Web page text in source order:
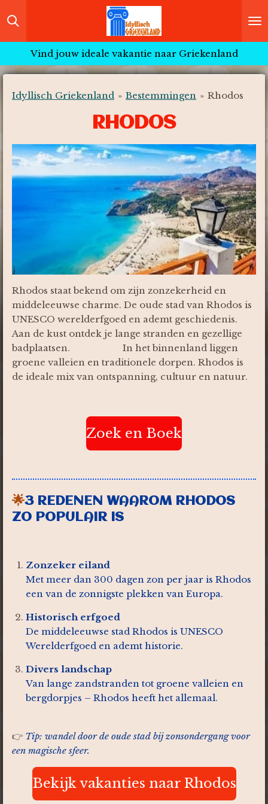
direct
naar
hoofdinhoud
Vind jouw ideale vakantie naar Griekenland
Idyllisch Griekenland » Bestemmingen » Rhodos
RHODOS
Rhodos staat bekend om zijn zonzekerheid en
middeleeuwse charme. De oude stad van Rhodos is
UNESCO werelderfgoed en ademt geschiedenis.
Aan de kust ontdek je lange stranden en gezellige
badplaatsen. In het binnenland liggen
groene valleien en traditionele dorpen. Rhodos is
de ideale mix van ontspanning, cultuur en natuur.
Zoek en Boek
🌟3 REDENEN WAAROM RHODOS
ZO POPULAIR IS
Zonzeker eiland
Met meer dan 300 dagen zon per jaar is Rhodos
een van de zonnigste plekken van Europa.
Historisch erfgoed
De middeleeuwse stad Rhodos is UNESCO
Werelderfgoed en ademt historie.
Divers landschap
Van lange zandstranden tot groene valleien en
bergdorpjes – Rhodos heeft het allemaal.
👉 Tip: wandel door de oude stad bij zonsondergang voor
een magische sfeer.
Bekijk vakanties naar Rhodos